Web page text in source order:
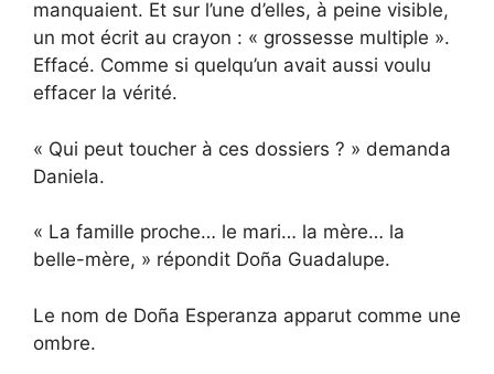
manquaient. Et sur l’une d’elles, à peine visible,
un mot écrit au crayon : « grossesse multiple ».
Effacé. Comme si quelqu’un avait aussi voulu
effacer la vérité.
« Qui peut toucher à ces dossiers ? » demanda
Daniela.
« La famille proche… le mari… la mère… la
belle-mère, » répondit Doña Guadalupe.
Le nom de Doña Esperanza apparut comme une
ombre.